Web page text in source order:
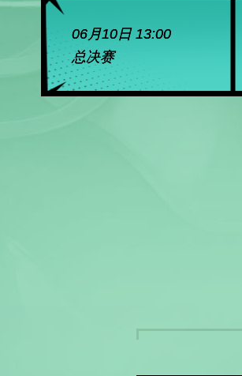
06月10日 13:00
总决赛